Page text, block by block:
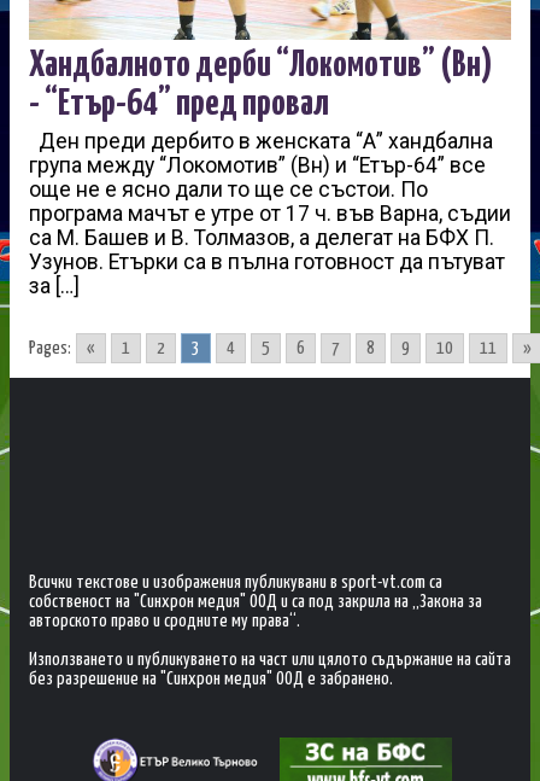
Хандбалното дерби “Локомотив” (Вн)
-­ “Етър-64” пред провал
Ден преди дербито в женската “А” хандбална
група между “Локомотив” (Вн) и “Етър-64” все
още не е ясно дали то ще се състои. По
програма мачът е утре от 17 ч. във Варна, съдии
са М. Башев и В. Толмазов, а делегат на БФХ П.
Узунов. Етърки са в пълна готовност да пътуват
за […]
Pages: « 1 2 3 4 5 6 7 8 9 10 11 »
Всички текстове и изображения публикувани в sport-vt.com са
собственост на "Синхрон медия" ООД и са под закрила на „Закона за
авторското право и сродните му права“.
Използването и публикуването на част или цялото съдържание на сайта
без разрешение на "Синхрон медия" ООД е забранено.